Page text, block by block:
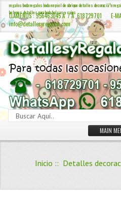
regalos boda regalos boda en piel de ubrique detalles decoraciã³n
belenes detalles para boda bolsas y cajas
LLÁMENOS : 956463045 Â / Â 618729701 E-
info@detallesyregalos.com
MAIN
Inicio :: Detalles